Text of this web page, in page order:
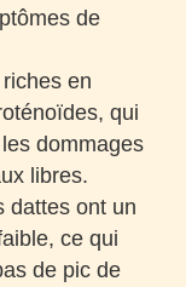
de
en
qui
dommages
libres.
dattes ont un
ce qui
de pic de